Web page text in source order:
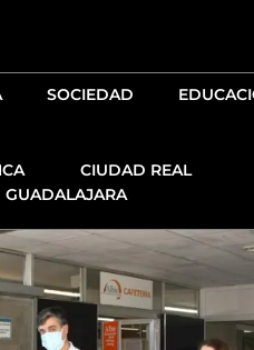
SOCIEDAD
CIUDAD REAL
GUADALAJARA